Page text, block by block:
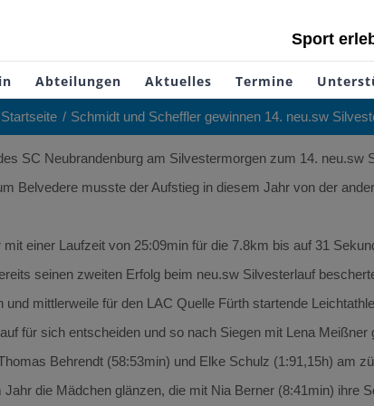
Sport
Abteilungen Aktuelles Termine
Startseite Schmidt und Scheffler gewinnen 14. neu.sw
SC Neubrandenburg am Silvestermorgen zum 14.
Belvedere musste der Aufstieg in diesem Jahr von der
einer Laufzeit von 25:09min für die 7.8km bis auf 31
seinen zweiten Erfolg beim neu.sw Silvesterlauf
mittlerweile für den LAC Quelle Fürth startende
für sich entscheiden und so nach Siegen mit Lena Meißner
Behrendt (58:53min) und Elke Schulz (1:91,15h) am
die Mädchen glänzen, die mit Nia Berner (8:41min) ihre